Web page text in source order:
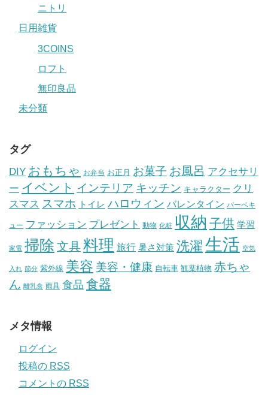
ニトリ
日用雑貨
3COINS
ロフト
無印良品
未分類
タグ
DIY おもちゃ お弁当 お正月 お菓子 お風呂 アクセサリ
ー イベント インテリア キッチン キャラクター クリ
スマス スマホ トイレ ハロウィン バレンタイン バーベキ
ュー ファッション プレゼント 動物 化粧 収納 子供 学習
家電 掃除 文具料理 旅行 暑さ対策 洗濯 生活 空気
入れ 節分 紫外線 美容 美容・健康 自転車 観葉植物 赤ちゃ
ん 離乳食 雨具 食品 食器
メタ情報
ログイン
投稿の RSS
コメントの RSS